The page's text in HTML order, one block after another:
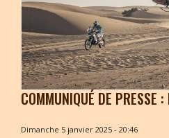
COMMUNIQUÉ DE PRESSE
Dimanche 5 janvier 2025 - 20:46